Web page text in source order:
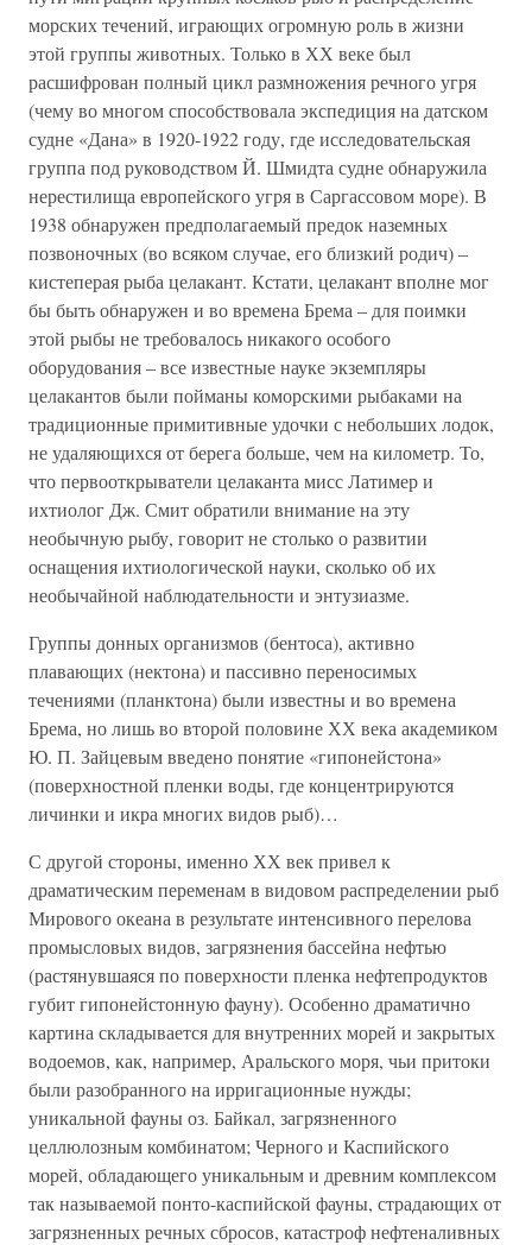
морских течений, играющих огромную роль в жизни
этой группы животных. Только в ХХ веке был
расшифрован полный цикл размножения речного угря
(чему во многом способствовала экспедиция на датском
судне «Дана» в 1920-1922 году, где исследовательская
группа под руководством Й. Шмидта судне обнаружила
нерестилища европейского угря в Саргассовом море). В
1938 обнаружен предполагаемый предок наземных
позвоночных (во всяком случае, его близкий родич) –
кистеперая рыба целакант. Кстати, целакант вполне мог
бы быть обнаружен и во времена Брема – для поимки
этой рыбы не требовалось никакого особого
оборудования – все известные науке экземпляры
целакантов были пойманы коморскими рыбаками на
традиционные примитивные удочки с небольших лодок,
не удаляющихся от берега больше, чем на километр. То,
что первооткрыватели целаканта мисс Латимер и
ихтиолог Дж. Смит обратили внимание на эту
необычную рыбу, говорит не столько о развитии
оснащения ихтиологической науки, сколько об их
необычайной наблюдательности и энтузиазме.
Группы донных организмов (бентоса), активно
плавающих (нектона) и пассивно переносимых
течениями (планктона) были известны и во времена
Брема, но лишь во второй половине ХХ века академиком
Ю. П. Зайцевым введено понятие «гипонейстона»
(поверхностной пленки воды, где концентрируются
личинки и икра многих видов рыб)…
С другой стороны, именно ХХ век привел к
драматическим переменам в видовом распределении рыб
Мирового океана в результате интенсивного перелова
промысловых видов, загрязнения бассейна нефтью
(растянувшаяся по поверхности пленка нефтепродуктов
губит гипонейстонную фауну). Особенно драматично
картина складывается для внутренних морей и закрытых
водоемов, как, например, Аральского моря, чьи притоки
были разобранного на ирригационные нужды;
уникальной фауны оз. Байкал, загрязненного
целлюлозным комбинатом; Черного и Каспийского
морей, обладающего уникальным и древним комплексом
так называемой понто-каспийской фауны, страдающих от
загрязненных речных сбросов, катастроф нефтеналивных